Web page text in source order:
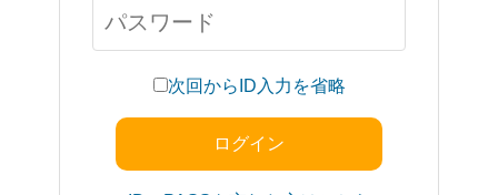
次回からID入力を省略